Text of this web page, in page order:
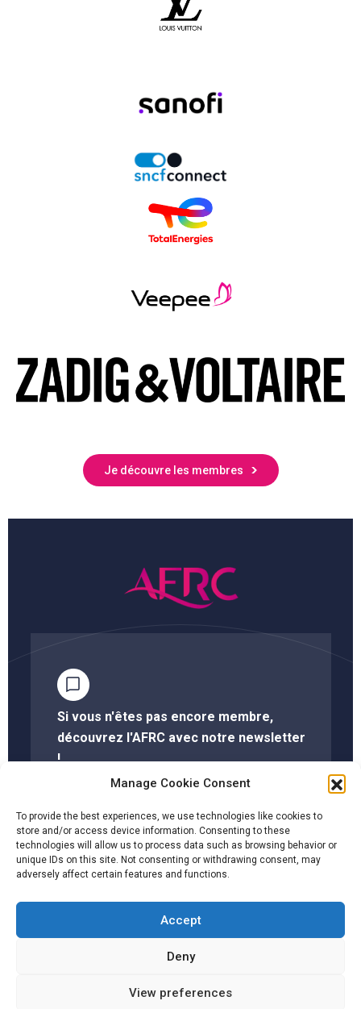
Manage Cookie Consent
To provide the best experiences, we use technologies like cookies to
store and/or access device information. Consenting to these
technologies will allow us to process data such as browsing behavior or
unique IDs on this site. Not consenting or withdrawing consent, may
adversely affect certain features and functions.
Accept
Deny
View preferences
Je découvre les membres
Si vous n'êtes pas encore membre,
découvrez l'AFRC avec notre newsletter
!
Cliquez ici pour savoir si votre société est membre
Facebook
TwitterYouTube